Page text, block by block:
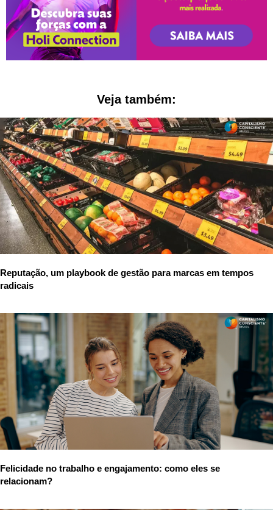
Veja também:
Reputação, um playbook de gestão para marcas em tempos
radicais
Felicidade no trabalho e engajamento: como eles se
relacionam?